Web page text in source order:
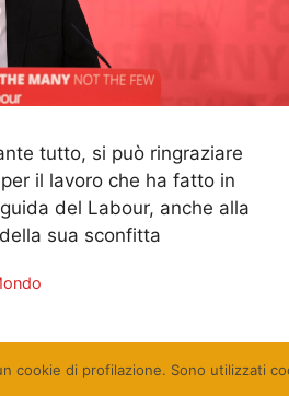
tutto, si può ringraziare
il lavoro che ha fatto in
del Labour, anche alla
sua sconfitta
cookie di profilazione. Sono utilizzati